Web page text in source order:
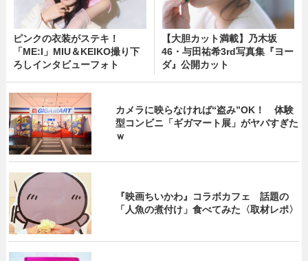
ピンクの衣装がステキ！
「ME:I」MIU＆KEIKO撮り下
ろしインタビューフォト
【大胆カット満載】乃木坂
46・与田祐希3rd写真集『ヨー
ダ』公開カット
カメラに映らなければ“盗み”OK！ 体験
型コンビニ「ギガマート展」がヤバすぎた
ｗ
『映画ちいかわ』コラボカフェ 話題の
「人魚の煮付け」食べてみた〈取材レポ〉